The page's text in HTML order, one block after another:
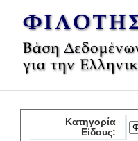
Κατηγορία
Είδους: